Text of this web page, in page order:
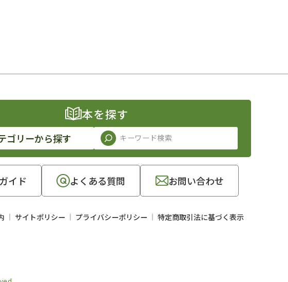
本を探す
ゴリーから探す
イド よくある質問 お問い合わせ
サイトポリシー プライバシーポリシー 特定商取引法に基づく表示